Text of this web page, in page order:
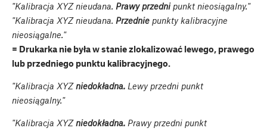
"Kalibracja XYZ nieudana. Prawy przedni punkt nieosiągalny."
"Kalibracja XYZ nieudana. Przednie punkty kalibracyjne
nieosiągalne."
= Drukarka nie była w stanie zlokalizować lewego, prawego
lub przedniego punktu kalibracyjnego.
"Kalibracja XYZ niedokładna. Lewy przedni punkt
nieosiągalny."
"Kalibracja XYZ niedokładna. Prawy przedni punkt